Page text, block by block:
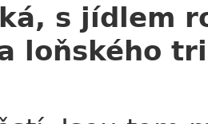
s jídlem
loňského